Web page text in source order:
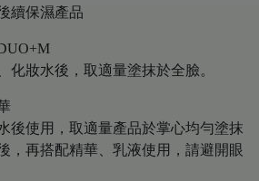
續保濕產品
化妝水後，取適量塗抹於全臉。
後使用，取適量產品於掌心均勻塗抹
，再搭配精華、乳液使用，請避開眼